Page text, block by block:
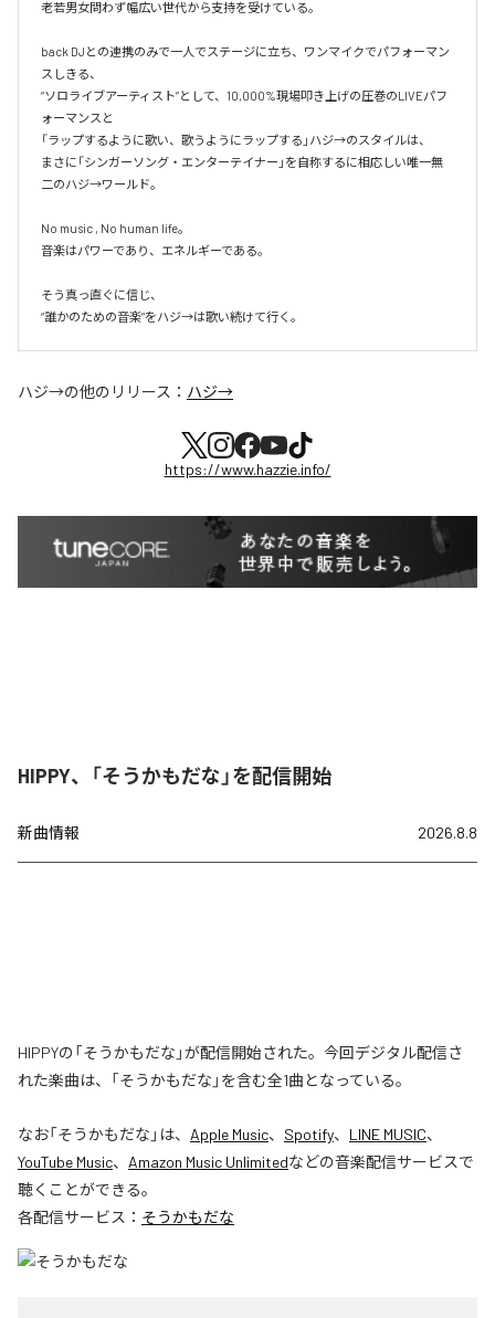
老若男女問わず幅広い世代から支持を受けている。
back DJとの連携のみで一人でステージに立ち、ワンマイクでパフォーマン
スしきる、
“ソロライブアーティスト”として、10,000%現場叩き上げの圧巻のLIVEパフ
ォーマンスと
「ラップするように歌い、歌うようにラップする」ハジ→のスタイルは、
まさに「シンガーソング・エンターテイナー」を自称するに相応しい唯一無
二のハジ→ワールド。
No music , No human life。
音楽はパワーであり、エネルギーである。
そう真っ直ぐに信じ、
ハジ→の他のリリース： ハジ→
https://www.hazzie.info/
HIPPY、「そうかもだな」を配信開始
新曲情報 2026.8.8
HIPPYの「そうかもだな」が配信開始された。今回デジタル配信さ
れた楽曲は、「そうかもだな」を含む全1曲となっている。
なお「そうかもだな 」は、 Apple Music、 Spotify、 LINE MUSIC、
YouTube Music、 Amazon Music Unlimitedなどの音楽配信サービスで
聴くことができる。
各配信サービス： そうかもだな